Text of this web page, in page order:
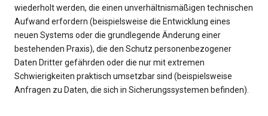
wiederholt werden, die einen unverhältnismäßigen technischen
Aufwand erfordern (beispielsweise die Entwicklung eines
neuen Systems oder die grundlegende Änderung einer
bestehenden Praxis), die den Schutz personenbezogener
Daten Dritter gefährden oder die nur mit extremen
Schwierigkeiten praktisch umsetzbar sind (beispielsweise
Anfragen zu Daten, die sich in Sicherungssystemen befinden).